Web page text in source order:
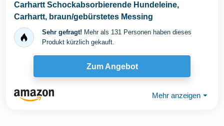
Carhartt Schockabsorbierende Hundeleine,
Carhartt, braun/gebürstetes Messing
Sehr gefragt! Mehr als 131 Personen haben dieses
Produkt kürzlich gekauft.
Zum Angebot
Mehr anzeigen ⏷